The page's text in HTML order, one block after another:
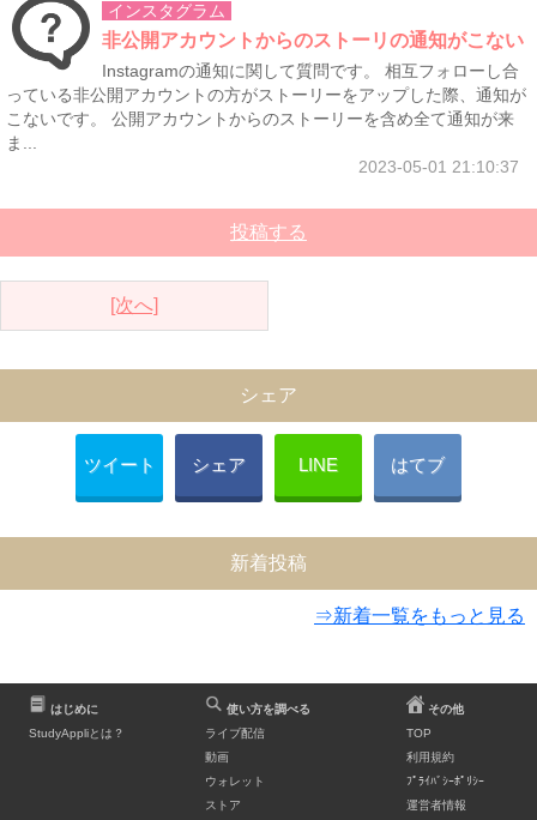
インスタグラム
非公開アカウントからのストーリの通知がこない
Instagramの通知に関して質問です。 相互フォローし合
っている非公開アカウントの方がストーリーをアップした際、通知が
こないです。 公開アカウントからのストーリーを含め全て通知が来
ま...
2023-05-01 21:10:37
投稿する
[次へ]
シェア
ツイート シェア LINE はてブ
新着投稿
⇒新着一覧をもっと見る
はじめに
StudyAppliとは？
使い方を調べる
ライブ配信
動画
ウォレット
ストア
その他
TOP
利用規約
ﾌﾟﾗｲﾊﾞｼｰﾎﾟﾘｼｰ
運営者情報